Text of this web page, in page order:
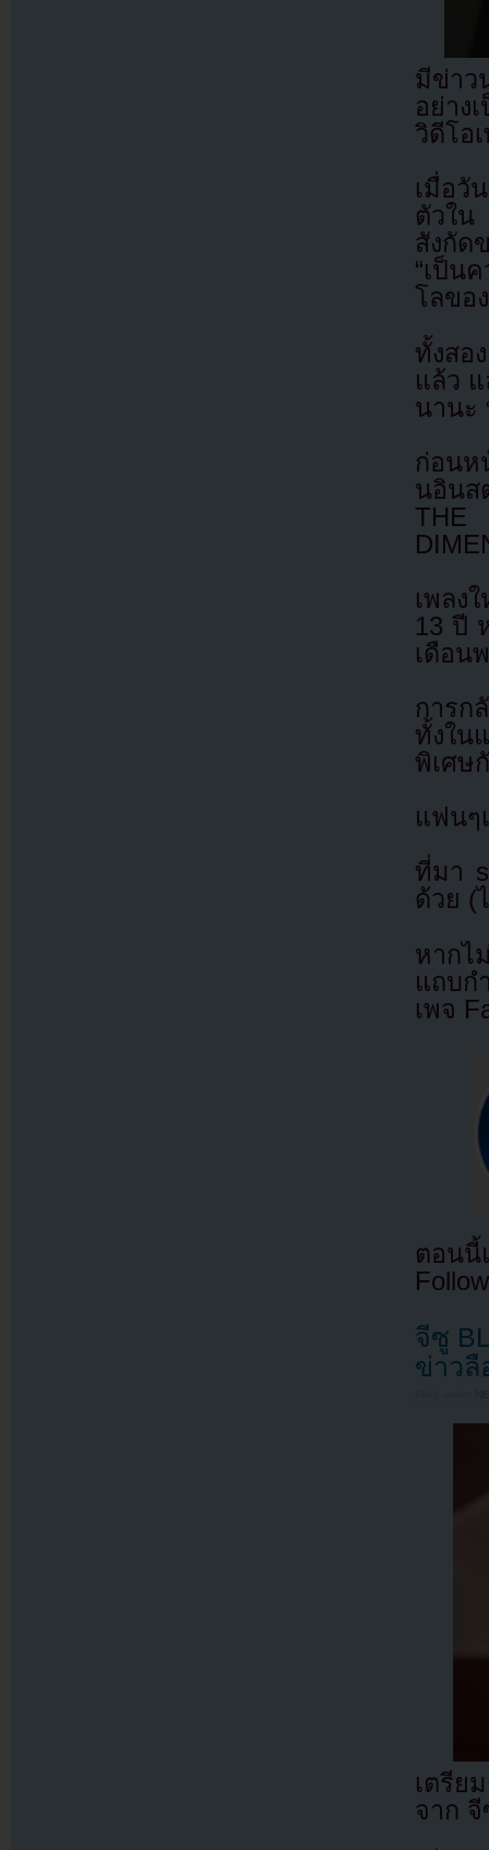
มีข่า
อย่าง
วิดีโอ
เมื่อวั
ตัวใน
สังกั
“เป็น
โลขอ
ทั้งสอ
แล้ว
นานะ
ก่อนห
นอินส
เพลง
13 ปี
เดือน
การก
ทั้งใน
พิเศษ
แฟนๆ
ที่มา
ด้วย (
หากไ
แถบก
เพจ
ตอนนี้
จีซู
ข่าวลื
เตรีย
จาก จี